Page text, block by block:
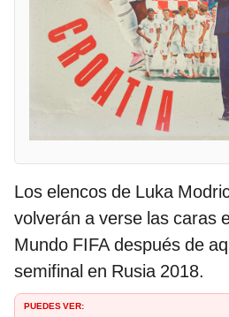
Los elencos de Luka
volverán a verse las caras
Mundo FIFA después de
semifinal en Rusia 2018.
PUEDES VER: